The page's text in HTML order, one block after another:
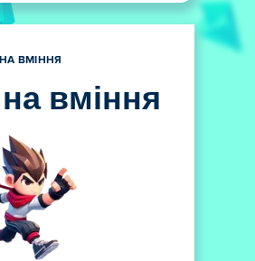
НА ВМІННЯ
на вміння